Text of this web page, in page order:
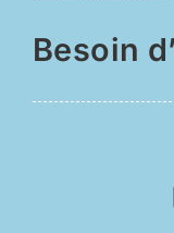
Besoin